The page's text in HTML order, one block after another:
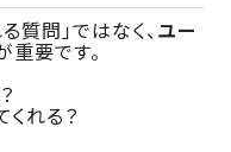
質問」ではなく、 ユー
重要です。
れる？